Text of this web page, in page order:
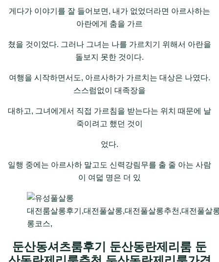
게다가 이야기를 잘 들어보면, 내가 없었더라면 아르사하는
아란에게 춤을 가르
쳤을 것이었다. 그러나 그녀는 나를 가르치기 위해서 아란을
돌보지 못한 것이다.
여행을 시작하면서도, 아르사하가 가르치는 대상은 나였다.
스스럼없이 대족장을
대하고, 그녀에게서 직접 가르침을 받는다는 위치 때문에 날
죽이려고 했던 것이
었다.
일행 중에는 아르사하 말고도 신력강림무를 출 줄 아는 사람
이 여덟 명은 더 있
대전룸살롱후기,대전풀살롱,대전풀살롱추천,대전풀살
롱코스,
둔산동셔츠룸후기 둔산동란제리룸 둔